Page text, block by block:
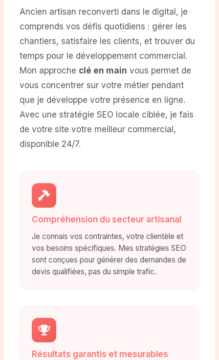
Ancien artisan reconverti dans le digital, je
comprends vos défis quotidiens : gérer les
chantiers, satisfaire les clients, et trouver du
temps pour le développement commercial.
Mon approche clé en main vous permet de
vous concentrer sur votre métier pendant
que je développe votre présence en ligne.
Avec une stratégie SEO locale ciblée, je fais
de votre site votre meilleur commercial,
disponible 24/7.
Compréhension du secteur artisanal
Je connais vos contraintes, votre clientèle et
vos besoins spécifiques. Mes stratégies SEO
sont conçues pour générer des demandes de
devis qualifiées, pas du simple trafic.
Résultats garantis et mesurables